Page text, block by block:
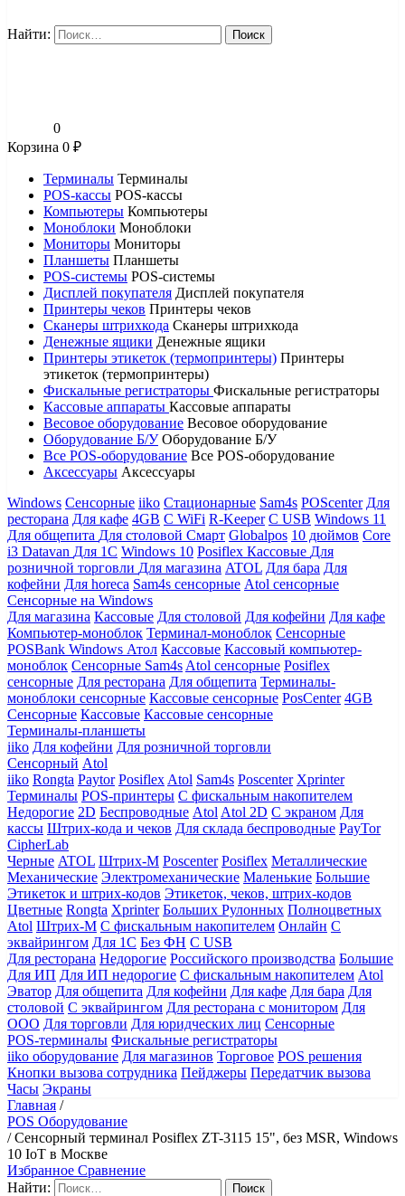
Найти:
0
Корзина 0 ₽
Терминалы Терминалы
POS-кассы POS-кассы
Компьютеры Компьютеры
Моноблоки Моноблоки
Мониторы Мониторы
Планшеты Планшеты
POS-системы POS-системы
Дисплей покупателя Дисплей покупателя
Принтеры чеков Принтеры чеков
Сканеры штрихкода Сканеры штрихкода
Денежные ящики Денежные ящики
Принтеры этикеток (термопринтеры) Принтеры
этикеток (термопринтеры)
Фискальные регистраторы Фискальные регистраторы
Кассовые аппараты Кассовые аппараты
Весовое оборудование Весовое оборудование
Оборудование Б/У Оборудование Б/У
Все POS-оборудование Все POS-оборудование
Аксессуары Аксессуары
Windows Сенсорные iiko Стационарные Sam4s POScenter Для
ресторана Для кафе 4GB С WiFi R-Keeper С USB Windows 11
Для общепита Для столовой Смарт Globalpos 10 дюймов Core
i3 Datavan Для 1С Windows 10 Posiflex Кассовые Для
розничной торговли Для магазина ATOL Для бара Для
кофейни Для horeca Sam4s сенсорные Atol сенсорные
Сенсорные на Windows
Для магазина Кассовые Для столовой Для кофейни Для кафе
Компьютер-моноблок Терминал-моноблок Сенсорные
POSBank Windows Атол Кассовые Кассовый компьютер-
моноблок Сенсорные Sam4s Atol сенсорные Posiflex
сенсорные Для ресторана Для общепита Терминалы-
моноблоки сенсорные Кассовые сенсорные PosCenter 4GB
Сенсорные Кассовые Кассовые сенсорные
Терминалы-планшеты
iiko Для кофейни Для розничной торговли
Сенсорный Atol
iiko Rongta Paytor Posiflex Atol Sam4s Poscenter Xprinter
Терминалы POS-принтеры С фискальным накопителем
Недорогие 2D Беспроводные Atol Atol 2D С экраном Для
кассы Штрих-кода и чеков Для склада беспроводные PayTor
CipherLab
Черные ATOL Штрих-М Poscenter Posiflex Металлические
Механические Электромеханические Маленькие Большие
Этикеток и штрих-кодов Этикеток, чеков, штрих-кодов
Цветные Rongta Xprinter Больших Рулонных Полноцветных
Atol Штрих-М С фискальным накопителем Онлайн С
эквайрингом Для 1С Без ФН С USB
Для ресторана Недорогие Российского производства Большие
Для ИП Для ИП недорогие С фискальным накопителем Atol
Эватор Для общепита Для кофейни Для кафе Для бара Для
столовой С эквайрингом Для ресторана с монитором Для
ООО Для торговли Для юридческих лиц Сенсорные
POS-терминалы Фискальные регистраторы
iiko оборудование Для магазинов Торговое POS решения
Кнопки вызова сотрудника Пейджеры Передатчик вызова
Часы Экраны
Главная /
POS Оборудование
/Сенсорный терминал Posiflex ZT-3115 15", без MSR, Windows
10 IoT в Москве
Избранное Сравнение
Найти: